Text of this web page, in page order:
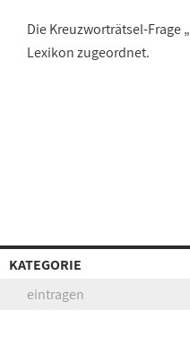
Die Kreuzworträtsel-Frage „
Lexikon zugeordnet.
KATEGORIE
eintragen